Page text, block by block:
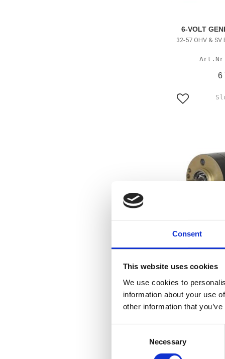
Consent
This website uses cookies
We use cookies to
information about your use
other information that
Necessary
6-VOLT
32-57 OHV & SV
6
Lägg till i
CYCLE
65-69
8